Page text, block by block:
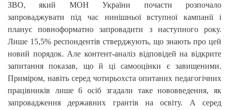
ЗВО, який МОН України почасти розпочало
запроваджувати під час нинішньої вступної кампанії і
планує повноформатно запровадити з наступного року.
Лише 15,5% респондентів стверджують, що знають про цей
новий порядок. Але контент-аналіз відповідей на відкрите
запитання показав, що й ці самооцінки є завищеними.
Приміром, навіть серед чотирьохста опитаних педагогічних
працівників лише 6 осіб згадали таке нововведення, як
запровадження державних грантів на освіту. А серед